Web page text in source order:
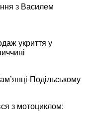
з Василем
укриття у
Подільському
з мотоциклом: